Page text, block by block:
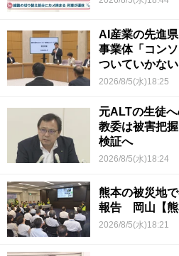
AI産業の先進
事業体「コン
ついていかな
2026/8/5(水)18:25
元ALTの生徒
教委は被害把
検証へ
2026/8/5(水)18:24
熊本の被災地
報告 岡山【熊
2026/8/5(水)18:21